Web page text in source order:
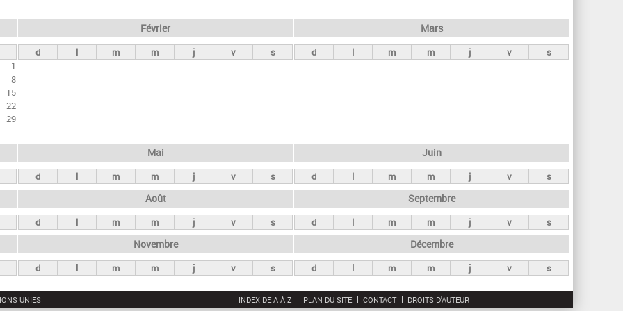
r
c
1
8
15
22
29
Février
d l m m j v s
Mars
d l m m j v s
Mai
d l m m j v s
Juin
d l m m j v s
Août
d l m m j v s
Septembre
d l m m j v s
Novembre
d l m m j v s
Décembre
d l m m j v s
UNIES INDEX DE A À Z PLAN DU SITE CONTACT DROITS D'AUTEUR